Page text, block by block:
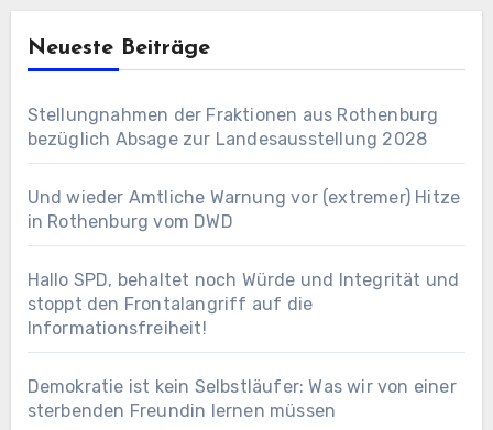
Neueste Beiträge
Stellungnahmen der Fraktionen aus Rothenburg
bezüglich Absage zur Landesausstellung 2028
Und wieder Amtliche Warnung vor (extremer) Hitze
in Rothenburg vom DWD
Hallo SPD, behaltet noch Würde und Integrität und
stoppt den Frontalangriff auf die
Informationsfreiheit!
Demokratie ist kein Selbstläufer: Was wir von einer
sterbenden Freundin lernen müssen